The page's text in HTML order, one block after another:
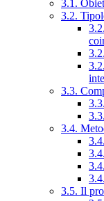
3.1.
3.2.
3.3.
3.4.
3.5. Il